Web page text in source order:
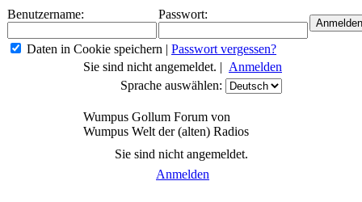
Benutzername: Passwort:
Daten in Cookie speichern | Passwort vergessen?
Sie sind nicht angemeldet. | Anmelden
Sprache auswählen:
Wumpus Gollum Forum von
Wumpus Welt der (alten) Radios
Sie sind nicht angemeldet.
Anmelden